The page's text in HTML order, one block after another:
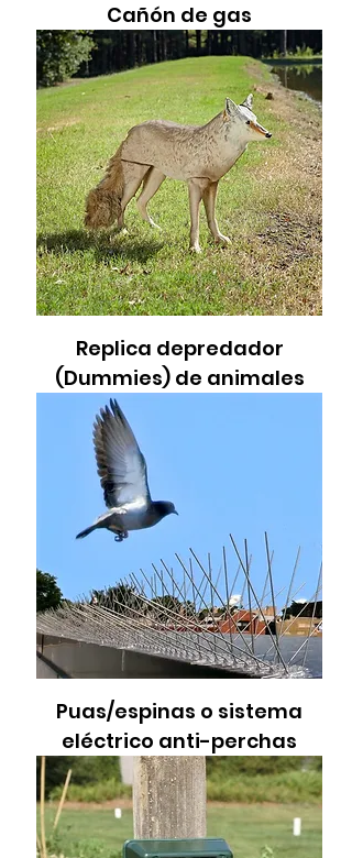
Cañón de gas
Replica depredador
(Dummies) de animales
Puas/espinas o sistema
eléctrico anti-perchas